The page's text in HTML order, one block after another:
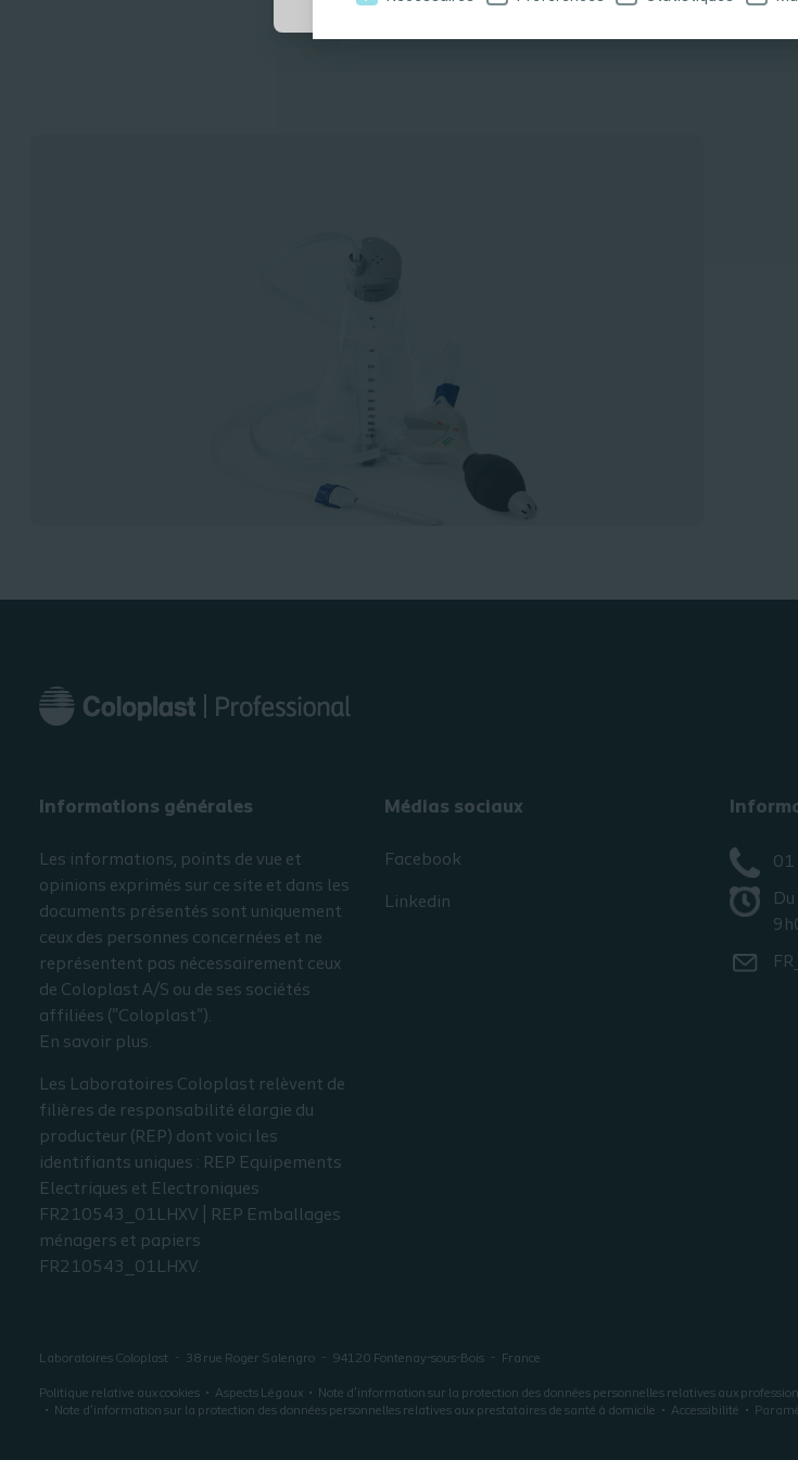
Informations générales​
Les informations, points de vue et
opinions exprimés sur ce site et dans les
documents présentés sont uniquement
ceux des personnes concernées et ne
représentent pas nécessairement ceux
de Coloplast A/S ou de ses sociétés
affiliées ("Coloplast").
En savoir plus.
Les Laboratoires Coloplast relèvent de
filières de responsabilité élargie du
producteur (REP) dont voici les
identifiants uniques : REP Equipements
Electriques et Electroniques
FR210543_01LHXV | REP Emballages
ménagers et papiers
FR210543_01LHXV.
Médias sociaux
Facebook
Linkedin
01
Laboratoires Coloplast 38 rue Roger Salengro 94120 Fontenay-sous-Bois France
Politique relative aux cookies Aspects Légaux Note d’information sur la protection des données personnelles relatives aux
Note d’information sur la protection des données personnelles relatives aux prestataires de santé à domicile
Accessibilité